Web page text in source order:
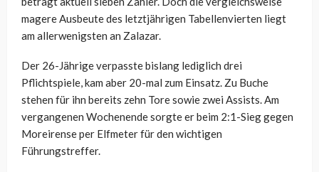
magere Ausbeute des letztjährigen Tabellenvierten liegt
am allerwenigsten an Zalazar.
Der 26-Jährige verpasste bislang lediglich drei
Pflichtspiele, kam aber 20-mal zum Einsatz. Zu Buche
stehen für ihn bereits zehn Tore sowie zwei Assists. Am
vergangenen Wochenende sorgte er beim 2:1-Sieg gegen
Moreirense per Elfmeter für den wichtigen
Führungstreffer.